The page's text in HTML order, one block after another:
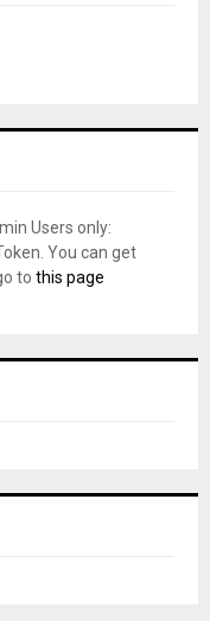
Users only:
You can get
to this page